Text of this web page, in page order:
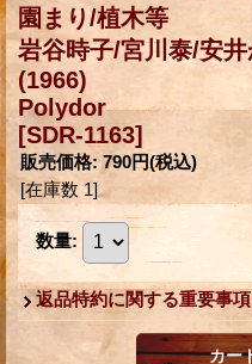
園まり/植木等
岩谷時子/宮川泰/安
(1966)
Polydor
[SDR-1163]
販売価格: 790円(税込)
[在庫数 1]
数量:
返品特約に関する重要事項